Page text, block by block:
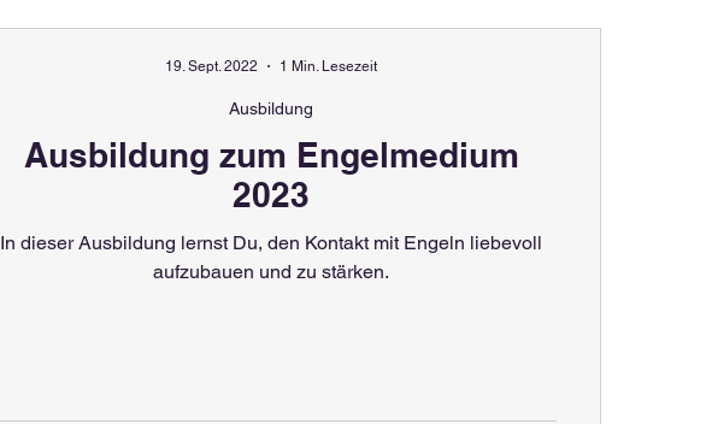
Ausbildung zum Engelmedium
2023
In dieser Ausbildung lernst Du, den Kontakt mit Engeln liebevoll
aufzubauen und zu stärken.
Ausbildung
19. Sept. 2022 1 Min. Lesezeit